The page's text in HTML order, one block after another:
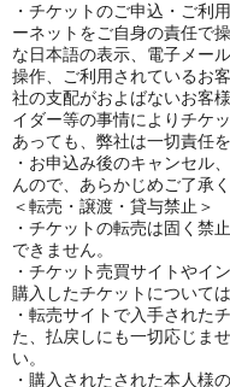
・チケットのご申込・ご利
ーネットをご自身の責任で
な日本語の表示、電子メー
操作、ご利用されているお
社の支配がおよばないお客
イダー等の事情によりチケ
あっても、弊社は一切責任
・お申込み後のキャンセル
んので、あらかじめご了承く
＜転売・譲渡・貸与禁止＞
・チケットの転売は固く禁
できません。
・チケット売買サイトやイ
購入したチケットについて
・転売サイトで入手された
た、払戻しにも一切応じま
い。
・購入されたされた本人様